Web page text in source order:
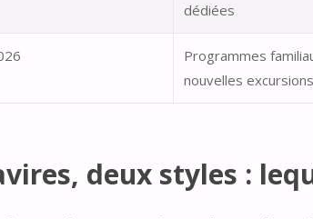
dédiées
Programmes
nouvelles excursions
deux styles :